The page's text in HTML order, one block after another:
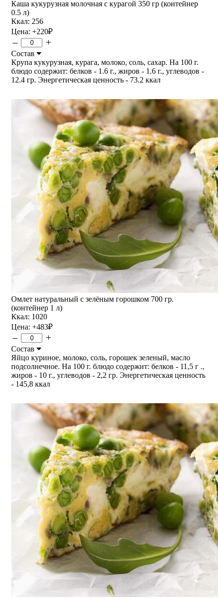
Каша кукурузная молочная с курагой 350 гр (контейнер
0.5 л)
Ккал: 256
Цена: +220₽
– +
Состав
Крупа кукурузная, курага, молоко, соль, сахар. На 100 г.
блюдо содержит: белков - 1.6 г., жиров - 1.6 г., углеводов -
12.4 гр. Энергетическая ценность - 73.2 ккал
Омлет натуральный с зелёным горошком 700 гр.
(контейнер 1 л)
Ккал: 1020
Цена: +483₽
– +
Состав
Яйцо куриное, молоко, соль, горошек зеленый, масло
подсолнечное. На 100 г. блюдо содержит: белков - 11,5 г .,
жиров - 10 г., углеводов - 2,2 гр. Энергетическая ценность
- 145,8 ккал